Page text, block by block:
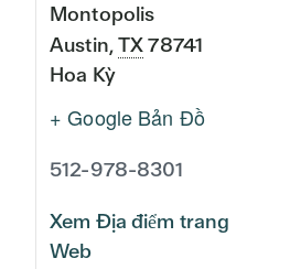
Montopolis
Austin,TX78741
Hoa Kỳ
+ Google Bản Đồ
512-978-8301
Xem Địa điểm trang
Web